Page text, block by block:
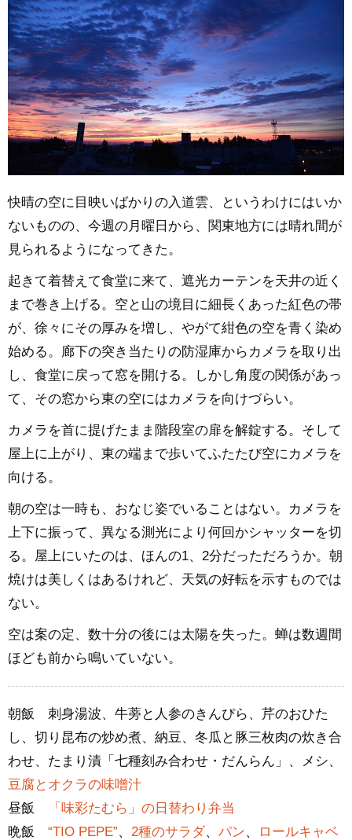
快晴の空に目映いばかりの入道雲、というわけにはいか
ないものの、今週の月曜日から、関東地方には晴れ間が
見られるようになってきた。
起きて着替えて食堂に来て、遮光カーテンを天井の近く
まで巻き上げる。空と山の境目に細長くあった紅色の帯
が、徐々にその厚みを増し、やがて紺色の空を青く染め
始める。廊下の突き当たりの防湿庫からカメラを取り出
し、食堂に戻って窓を開ける。しかし角度の関係があっ
て、その窓から東の空にはカメラを向けづらい。
カメラを首に提げたまま階段室の扉を解錠する。そして
屋上に上がり、東の端まで歩いてふたたび空にカメラを
向ける。
朝の空は一時も、おなじ姿でいることはない。カメラを
上下に振って、異なる測光により何回かシャッターを切
る。屋上にいたのは、ほんの1、2分だっただろうか。朝
焼けは美しくはあるけれど、天気の好転を示すものでは
ない。
空は案の定、数十分の後には太陽を失った。蝉は数週間
ほども前から鳴いていない。
朝飯 刺身湯波、牛蒡と人参のきんぴら、芹のおひた
し、切り昆布の炒め煮、納豆、冬瓜と豚三枚肉の炊き合
わせ、たまり漬「七種刻み合わせ・だんらん」、メシ、
豆腐とオクラの味噌汁
昼飯
「味彩たむら」の日替わり弁当
晩飯 “TIO PEPE”、 2種のサラダ、 パン、
ロールキャベ